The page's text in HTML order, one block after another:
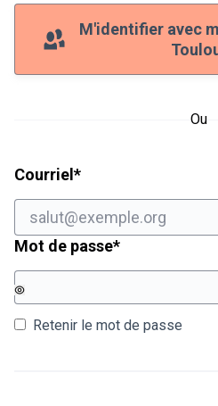
M'identifier avec
Ou
Courriel *Champ obligatoire
Mot de passe*Champ
Retenir le mot de passe